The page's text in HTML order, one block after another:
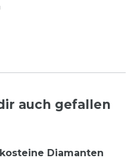
auch gefallen
Diamanten